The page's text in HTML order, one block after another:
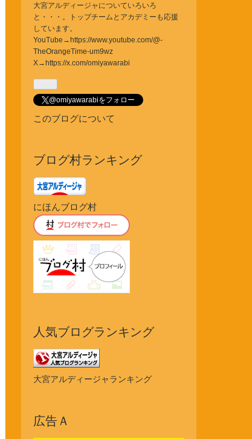
ログ
Pro
大宮アルディージャについていろいろ
と・・・。トップチームとアカデミーも応援
しています。
YouTube→ https://www.youtube.com/@-
TheOrangeTime-um9wz
X→ https://x.com/omiyawarabi
@omiyawarabiをフォロー
このブログについて
ブログ村ランキング
にほんブログ村
人気ブログランキング
大宮アルディージャランキング
広告Ａ